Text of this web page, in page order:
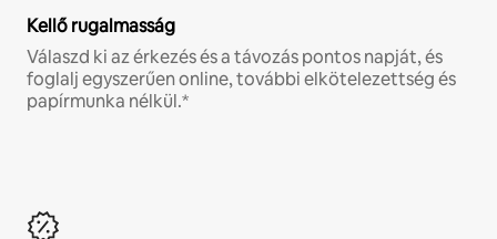
Kellő rugalmasság
Válaszd ki az érkezés és a távozás pontos napját, és
foglalj egyszerűen online, további elkötelezettség és
papírmunka nélkül.*